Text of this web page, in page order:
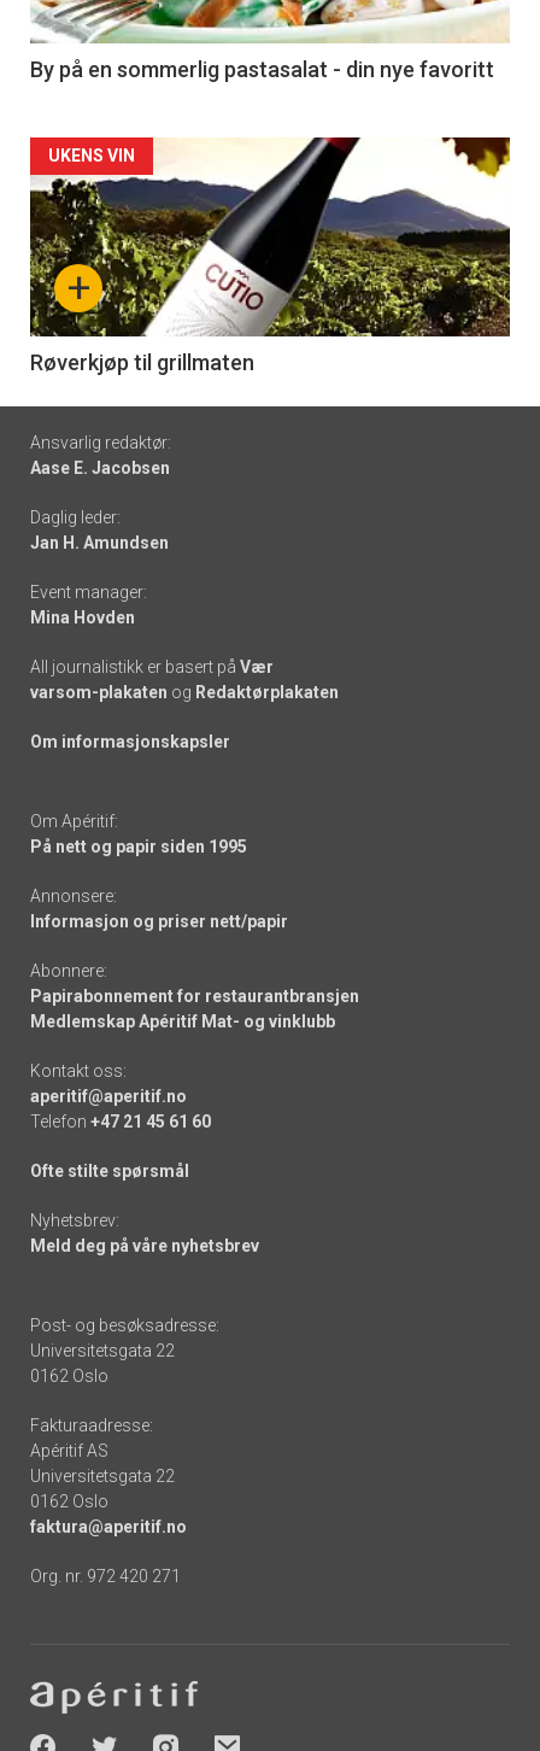
-
5
By på en sommerlig pastasalat - din nye favoritt
Forsiden
akkurat
nå
-
6
+
UKENS VIN
Røverkjøp til grillmaten
Footer
-
links
Ansvarlig redaktør:
Aase E. Jacobsen
Daglig leder:
Jan H. Amundsen
Event manager:
Mina Hovden
All journalistikk er basert på Vær
varsom-plakaten og Redaktørplakaten
Om informasjonskapsler
Om Apéritif:
På nett og papir siden 1995
Annonsere:
Informasjon og priser nett/papir
Abonnere:
Papirabonnement for restaurantbransjen
Medlemskap Apéritif Mat- og vinklubb
Kontakt oss:
aperitif@aperitif.no
Telefon +47 21 45 61 60
Ofte stilte spørsmål
Nyhetsbrev:
Meld deg på våre nyhetsbrev
Post- og besøksadresse:
Universitetsgata 22
0162 Oslo
Fakturaadresse:
Apéritif AS
Universitetsgata 22
0162 Oslo
faktura@aperitif.no
Org. nr. 972 420 271
-